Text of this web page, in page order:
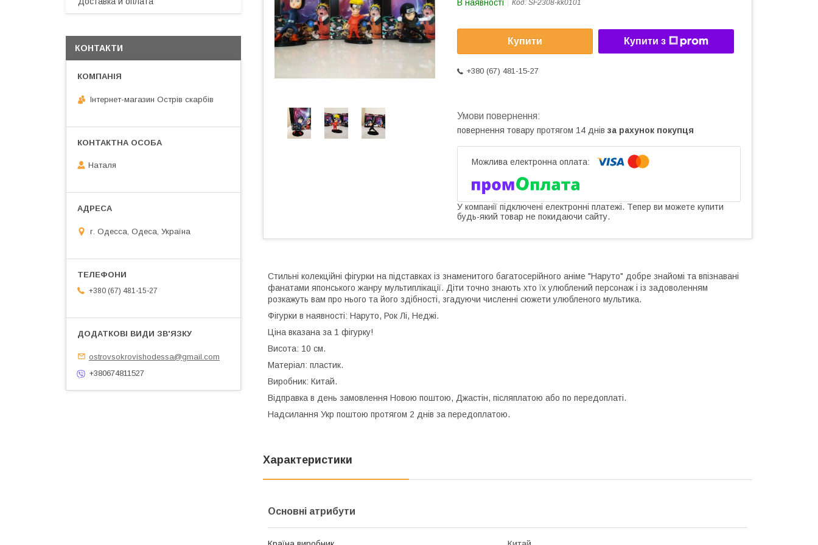
В наявності Код: SF2308-kk0101
Купити Купити з
+380 (67) 481-15-27
повернення товару протягом 14 днів за рахунок покупця
У компанії підключені електронні платежі. Тепер ви можете купити
будь-який товар не покидаючи сайту.
Стильні колекційні фігурки на підставках із знаменитого багатосерійного аніме "Наруто" добре знайомі та впізнавані
фанатами японського жанру мультиплікації. Діти точно знають хто їх улюблений персонаж і із задоволенням
розкажуть вам про нього та його здібності, згадуючи численні сюжети улюбленого мультика.
Фігурки в наявності: Наруто, Рок Лі, Неджі.
Ціна вказана за 1 фігурку!
Висота: 10 см.
Матеріал: пластик.
Виробник: Китай.
Відправка в день замовлення Новою поштою, Джастін, післяплатою або по передоплаті.
Надсилання Укр поштою протягом 2 днів за передоплатою.
Характеристики
Основні атрибути
КОНТАКТИ
Інтернет-магазин Острів скарбів
Наталя
г. Одесса, Одеса, Україна
+380 (67) 481-15-27
ostrovsokrovishodessa@gmail.com
+380674811527